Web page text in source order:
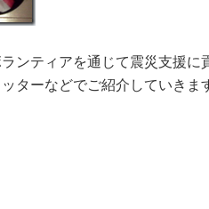
ンティアを通じて震災支援に
ターなどでご紹介していきま